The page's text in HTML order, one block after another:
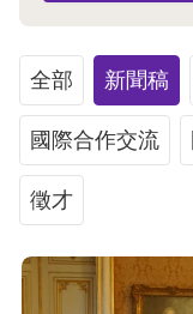
人
權
業
務
核
心
全部 新聞稿
國際合作交流
徵才